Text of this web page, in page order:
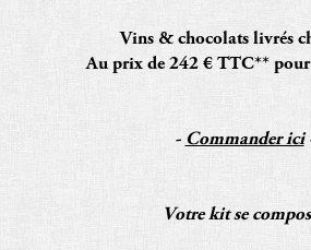
L’Histoire
Vins & chocolats livrés
Au prix de 242 € TTC** pour
-Commander ici
Votre kit se